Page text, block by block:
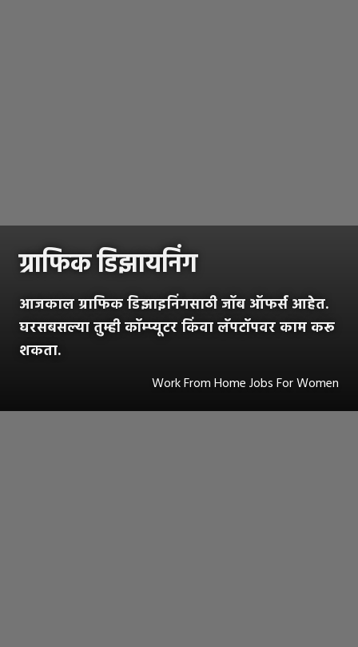
ग्राफिक डिझायनिंग
आजकाल ग्राफिक डिझाइनिंगसाठी जॉब ऑफर्स आहेत.
घरसबसल्या तुम्ही कॉम्प्यूटर किंवा लॅपटॉपवर काम करू
शकता.
Work From Home Jobs For Women